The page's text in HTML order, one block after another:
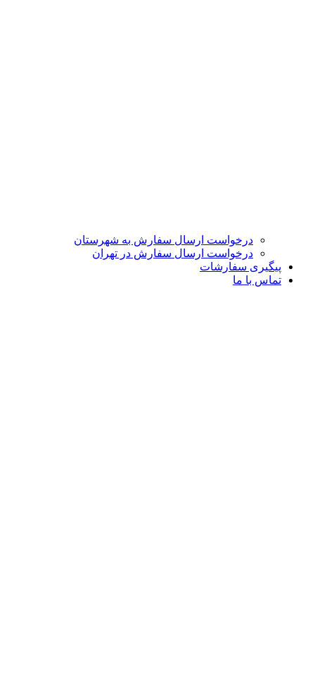
درخواست ارسال سفارش به شهرستان
درخواست ارسال سفارش در تهران
پیگیری سفارشات
تماس با ما